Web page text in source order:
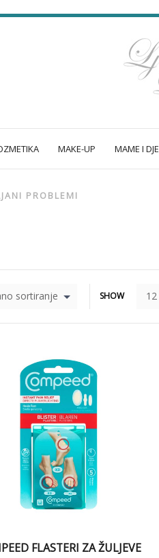
MAKE-UP MAME I
PROBLEMI
sortiranje SHOW 12
FLASTERI ZA ŽULJEVE